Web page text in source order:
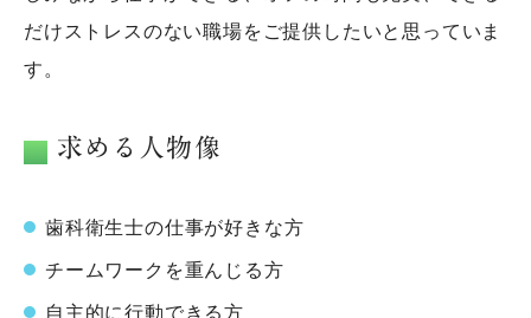
だけストレスのない職場をご提供したいと思っていま
す。
求める人物像
歯科衛生士の仕事が好きな方
チームワークを重んじる方
自主的に行動できる方